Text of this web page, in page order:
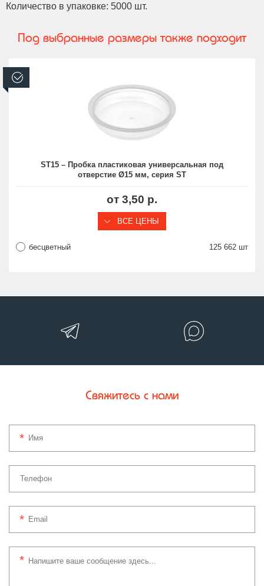
Количество в упаковке: 5000 шт.
Под выбранные размеры также подходит
ST15 – Пробка пластиковая универсальная под
отверстие Ø15 мм, серия ST
от 3,50 р.
ВСЕ ЦЕНЫ
бесцветный 125 662 шт
Свяжитесь с нами